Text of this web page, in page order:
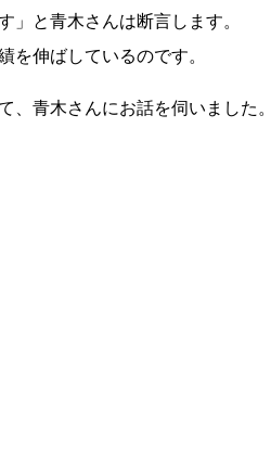
」と青木さんは断言します。
を伸ばしているのです。
、青木さんにお話を伺いました。